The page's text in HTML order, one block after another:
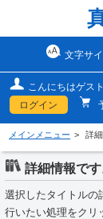
文字サ
こんにちはゲス
ログイン
メインメニュー 詳細
詳細情報です
選択したタイトルの
行いたい処理をクリ